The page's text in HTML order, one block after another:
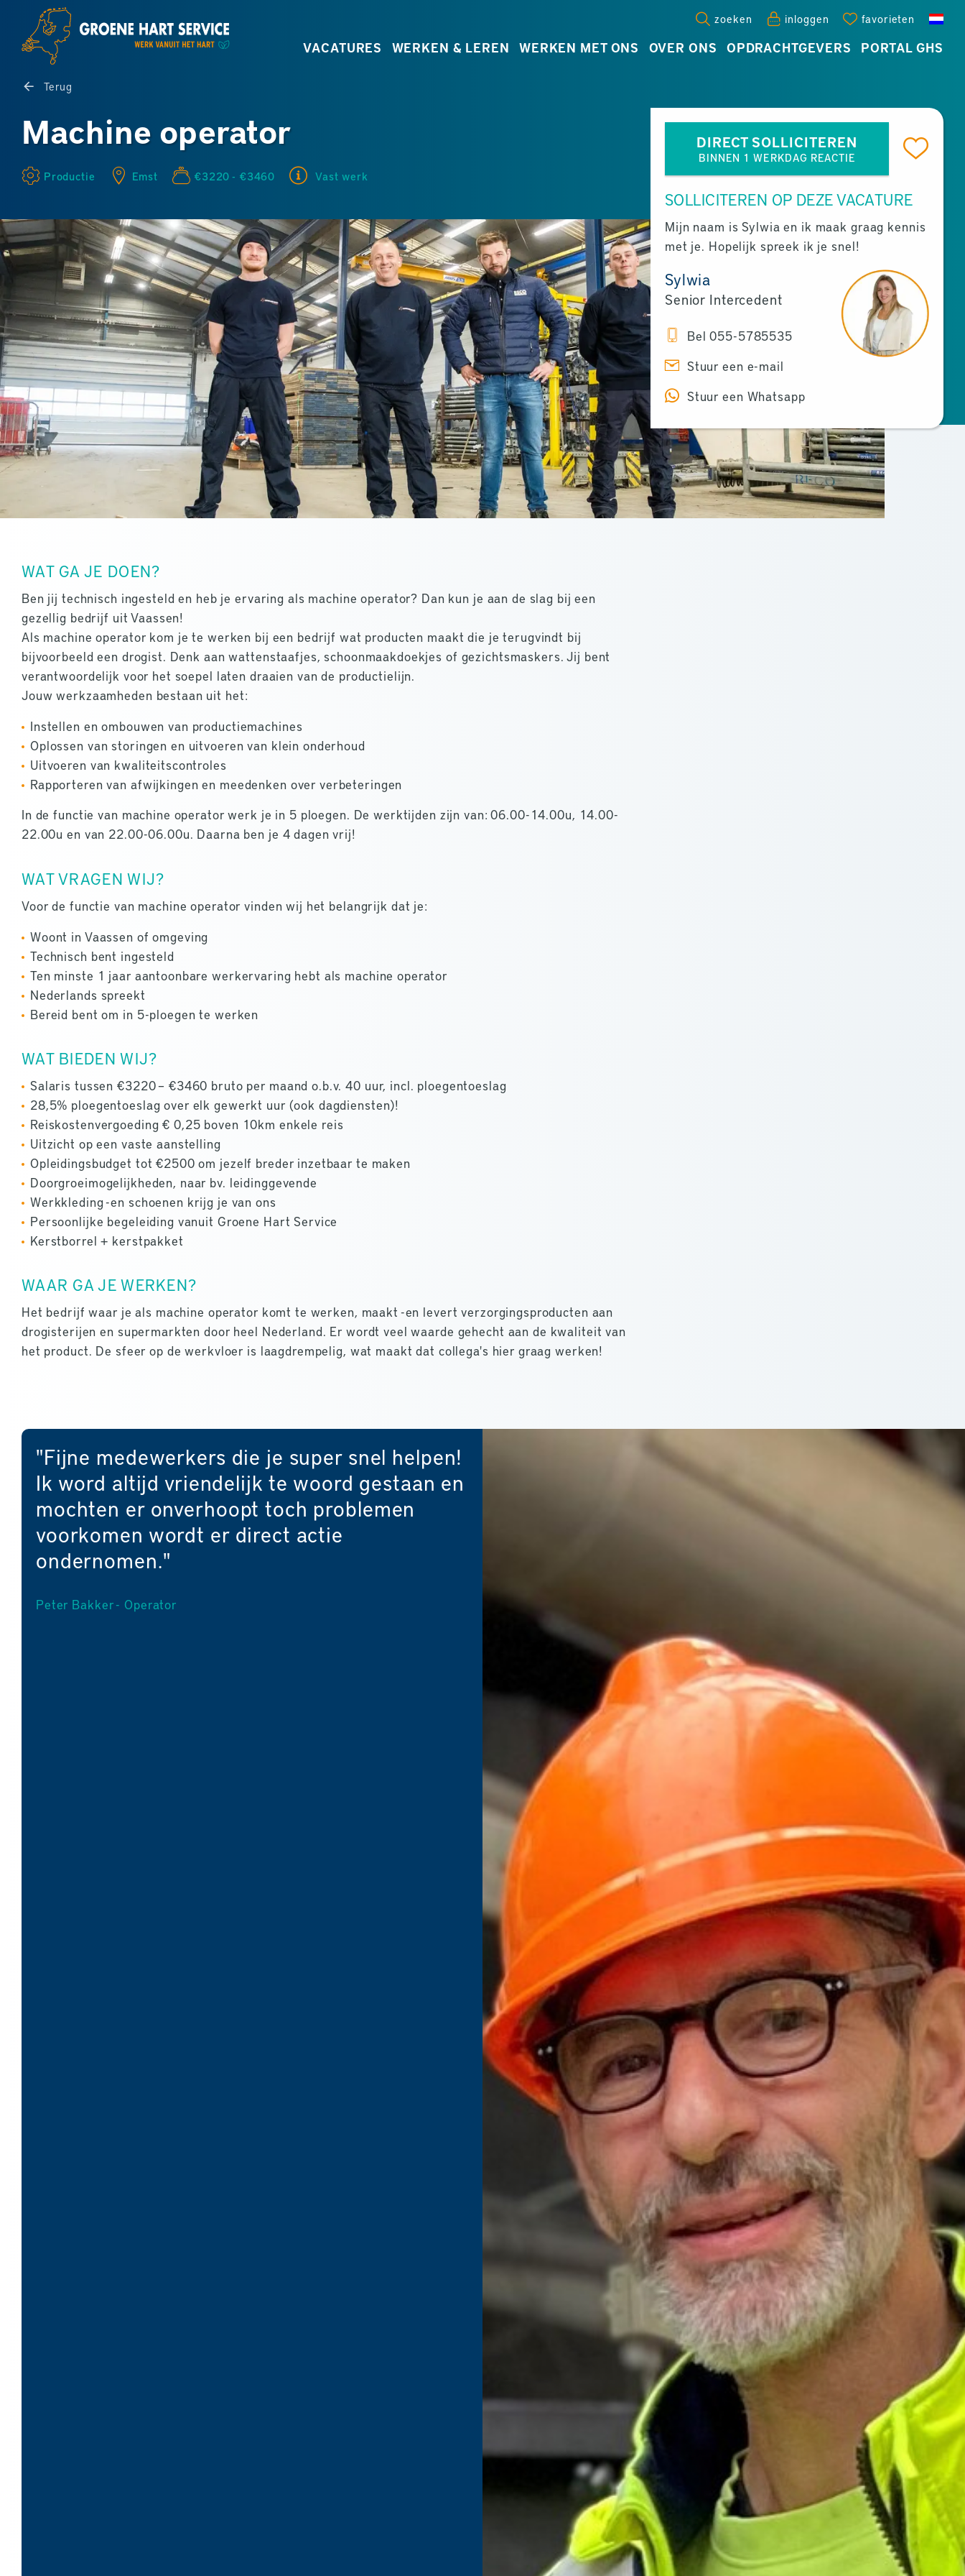
zoeken inloggen favorieten
VACATURES WERKEN & LEREN WERKEN MET ONS OVER ONS OPDRACHTGEVERS PORTAL GHS
Terug
Machine operator
Productie Emst €3220 - €3460 Vast werk
DIRECT SOLLICITEREN
BINNEN 1 WERKDAG REACTIE
SOLLICITEREN OP DEZE VACATURE
Mijn naam is Sylwia en ik maak graag kennis
met je. Hopelijk spreek ik je snel!
Sylwia
Senior Intercedent
Bel 055-5785535
Stuur een e-mail
Stuur een Whatsapp
WAT GA JE DOEN?
Ben jij technisch ingesteld en heb je ervaring als machine operator? Dan kun je aan de slag bij een
gezellig bedrijf uit Vaassen!
Als machine operator kom je te werken bij een bedrijf wat producten maakt die je terugvindt bij
bijvoorbeeld een drogist. Denk aan wattenstaafjes, schoonmaakdoekjes of gezichtsmaskers. Jij bent
verantwoordelijk voor het soepel laten draaien van de productielijn.
Jouw werkzaamheden bestaan uit het:
Instellen en ombouwen van productiemachines
Oplossen van storingen en uitvoeren van klein onderhoud
Uitvoeren van kwaliteitscontroles
Rapporteren van afwijkingen en meedenken over verbeteringen
In de functie van machine operator werk je in 5 ploegen. De werktijden zijn van: 06.00-14.00u, 14.00-
22.00u en van 22.00-06.00u. Daarna ben je 4 dagen vrij!
WAT VRAGEN WIJ?
Voor de functie van machine operator vinden wij het belangrijk dat je:
Woont in Vaassen of omgeving
Technisch bent ingesteld
Ten minste 1 jaar aantoonbare werkervaring hebt als machine operator
Nederlands spreekt
Bereid bent om in 5-ploegen te werken
WAT BIEDEN WIJ?
Salaris tussen €3220 – €3460 bruto per maand o.b.v. 40 uur, incl. ploegentoeslag
28,5% ploegentoeslag over elk gewerkt uur (ook dagdiensten)!
Reiskostenvergoeding € 0,25 boven 10km enkele reis
Uitzicht op een vaste aanstelling
Opleidingsbudget tot €2500 om jezelf breder inzetbaar te maken
Doorgroeimogelijkheden, naar bv. leidinggevende
Werkkleding -en schoenen krijg je van ons
Persoonlijke begeleiding vanuit Groene Hart Service
Kerstborrel + kerstpakket
WAAR GA JE WERKEN?
Het bedrijf waar je als machine operator komt te werken, maakt -en levert verzorgingsproducten aan
drogisterijen en supermarkten door heel Nederland. Er wordt veel waarde gehecht aan de kwaliteit van
het product. De sfeer op de werkvloer is laagdrempelig, wat maakt dat collega's hier graag werken!
"Fijne medewerkers die je super snel helpen!
Ik word altijd vriendelijk te woord gestaan en
mochten er onverhoopt toch problemen
voorkomen wordt er direct actie
ondernomen."
Peter Bakker - Operator